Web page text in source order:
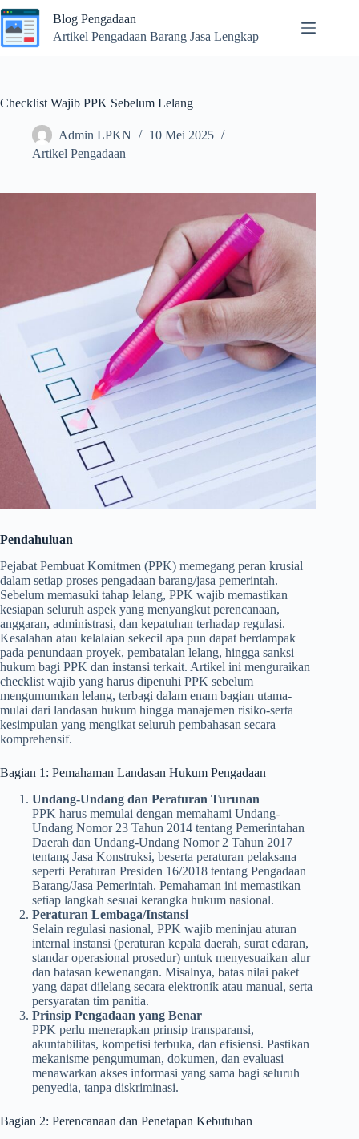
Skip
to
content
Blog Pengadaan
Artikel Pengadaan Barang Jasa Lengkap
Checklist Wajib PPK Sebelum Lelang
Admin LPKN
10 Mei 2025
Artikel Pengadaan
Pendahuluan
Pejabat Pembuat Komitmen (PPK) memegang peran krusial
dalam setiap proses pengadaan barang/jasa pemerintah.
Sebelum memasuki tahap lelang, PPK wajib memastikan
kesiapan seluruh aspek yang menyangkut perencanaan,
anggaran, administrasi, dan kepatuhan terhadap regulasi.
Kesalahan atau kelalaian sekecil apa pun dapat berdampak
pada penundaan proyek, pembatalan lelang, hingga sanksi
hukum bagi PPK dan instansi terkait. Artikel ini menguraikan
checklist wajib yang harus dipenuhi PPK sebelum
mengumumkan lelang, terbagi dalam enam bagian utama-
mulai dari landasan hukum hingga manajemen risiko-serta
kesimpulan yang mengikat seluruh pembahasan secara
komprehensif.
Bagian 1: Pemahaman Landasan Hukum Pengadaan
Undang-Undang dan Peraturan Turunan
PPK harus memulai dengan memahami Undang-
Undang Nomor 23 Tahun 2014 tentang Pemerintahan
Daerah dan Undang-Undang Nomor 2 Tahun 2017
tentang Jasa Konstruksi, beserta peraturan pelaksana
seperti Peraturan Presiden 16/2018 tentang Pengadaan
Barang/Jasa Pemerintah. Pemahaman ini memastikan
setiap langkah sesuai kerangka hukum nasional.
Peraturan Lembaga/Instansi
Selain regulasi nasional, PPK wajib meninjau aturan
internal instansi (peraturan kepala daerah, surat edaran,
standar operasional prosedur) untuk menyesuaikan alur
dan batasan kewenangan. Misalnya, batas nilai paket
yang dapat dilelang secara elektronik atau manual, serta
persyaratan tim panitia.
Prinsip Pengadaan yang Benar
PPK perlu menerapkan prinsip transparansi,
akuntabilitas, kompetisi terbuka, dan efisiensi. Pastikan
mekanisme pengumuman, dokumen, dan evaluasi
menawarkan akses informasi yang sama bagi seluruh
penyedia, tanpa diskriminasi.
Bagian 2: Perencanaan dan Penetapan Kebutuhan